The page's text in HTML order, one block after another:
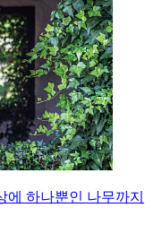
에 하나뿐인 나무까지